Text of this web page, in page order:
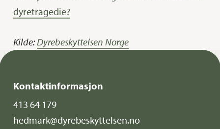
dyretragedie?
Kilde:Dyrebeskyttelsen Norge
Kontaktinformasjon
413 64 179
hedmark@dyrebeskyttelsen.no